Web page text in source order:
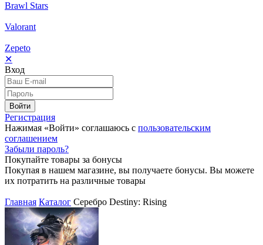
Brawl Stars
Valorant
Zepeto
✕
Вход
Войти
Регистрация
Нажимая «Войти» соглашаюсь с пользовательским
соглашением
Забыли пароль?
Покупайте товары за бонусы
Покупая в нашем магазине, вы получаете бонусы. Вы можете
их потратить на различные товары
Главная Каталог Серебро Destiny: Rising